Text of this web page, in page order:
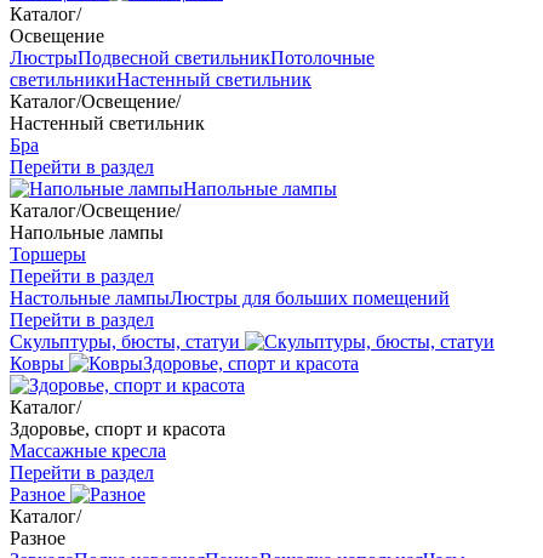
Каталог/
Освещение
ЛюстрыПодвесной светильникПотолочные
светильникиНастенный светильник
Каталог/Освещение/
Настенный светильник
Бра
Перейти в раздел
Напольные лампы
Каталог/Освещение/
Напольные лампы
Торшеры
Перейти в раздел
Настольные лампыЛюстры для больших помещений
Перейти в раздел
Скульптуры, бюсты, статуи
Ковры
Здоровье, спорт и красота
Каталог/
Здоровье, спорт и красота
Массажные кресла
Перейти в раздел
Разное
Каталог/
Разное